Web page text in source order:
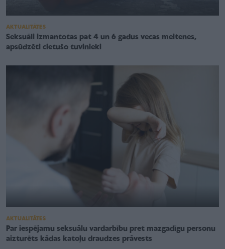
AKTUALITĀTES
Seksuāli izmantotas pat 4 un 6 gadus vecas meitenes,
apsūdzēti cietušo tuvinieki
AKTUALITĀTES
Par iespējamu seksuālu vardarbību pret mazgadīgu personu
aizturēts kādas katoļu draudzes prāvests